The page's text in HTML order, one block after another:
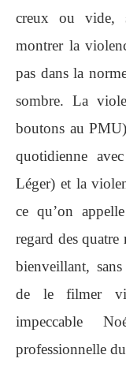
creux ou vide,
montrer la
pas dans la
sombre. La
boutons au
quotidienne
Léger) et la
ce qu’on
regard des quatre
bienveillant,
de le filmer
impeccable
professionnelle